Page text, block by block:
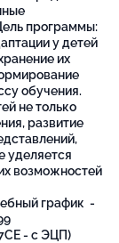
программы:
у детей
их
обучения.
не только
развитие
уделяется
возможностей
график -
- с ЭЦП)